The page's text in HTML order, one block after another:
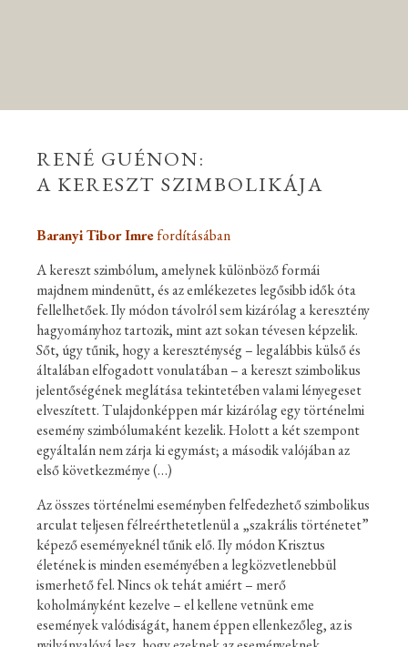
RENÉ GUÉNON:
A KERESZT SZIMBOLIKÁJA
Baranyi Tibor Imrefordításában
A kereszt szimbólum, amelynek különböző formái
majdnem mindenütt, és az emlékezetes legősibb idők óta
fellelhetőek. Ily módon távolról sem kizárólag a keresztény
hagyományhoz tartozik, mint azt sokan tévesen képzelik.
Sőt, úgy tűnik, hogy a kereszténység – legalábbis külső és
általában elfogadott vonulatában – a kereszt szimbolikus
jelentőségének meglátása tekintetében valami lényegeset
elveszített. Tulajdonképpen már kizárólag egy történelmi
esemény szimbólumaként kezelik. Holott a két szempont
egyáltalán nem zárja ki egymást; a második valójában az
első következménye (…)
Az összes történelmi eseményben felfedezhető szimbolikus
arculat teljesen félreérthetetlenül a „szakrális történetet”
képező eseményeknél tűnik elő. Ily módon Krisztus
életének is minden eseményében a legközvetlenebbül
ismerhető fel. Nincs ok tehát amiért – merő
koholmányként kezelve – el kellene vetnünk eme
események valódiságát, hanem éppen ellenkezőleg, az is